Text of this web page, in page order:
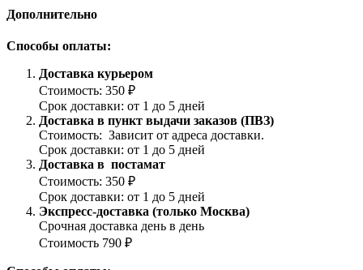
Дополнительно
Способы оплаты:
Доставка курьером
Стоимость: 350 ₽
Срок доставки: от 1 до 5 дней
Доставка в пункт выдачи заказов (ПВЗ)
Стоимость: Зависит от адреса доставки.
Срок доставки: от 1 до 5 дней
Доставка в постамат
Стоимость: 350 ₽
Срок доставки: от 1 до 5 дней
Экспресс-доставка (только Москва)
Срочная доставка день в день
Стоимость 790 ₽